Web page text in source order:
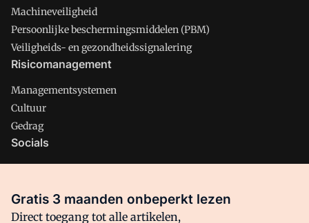
Machineveiligheid
Persoonlijke beschermingsmiddelen (PBM)
Veiligheids- en gezondheidssignalering
Risicomanagement
Managementsystemen
Cultuur
Gedrag
Socials
Facebook
Gratis 3 maanden onbeperkt lezen
Direct toegang tot alle artikelen,